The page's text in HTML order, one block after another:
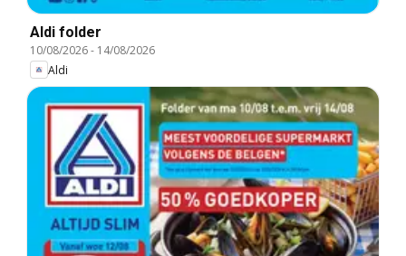
Aldi folder
10/08/2026- 14/08/2026
Aldi